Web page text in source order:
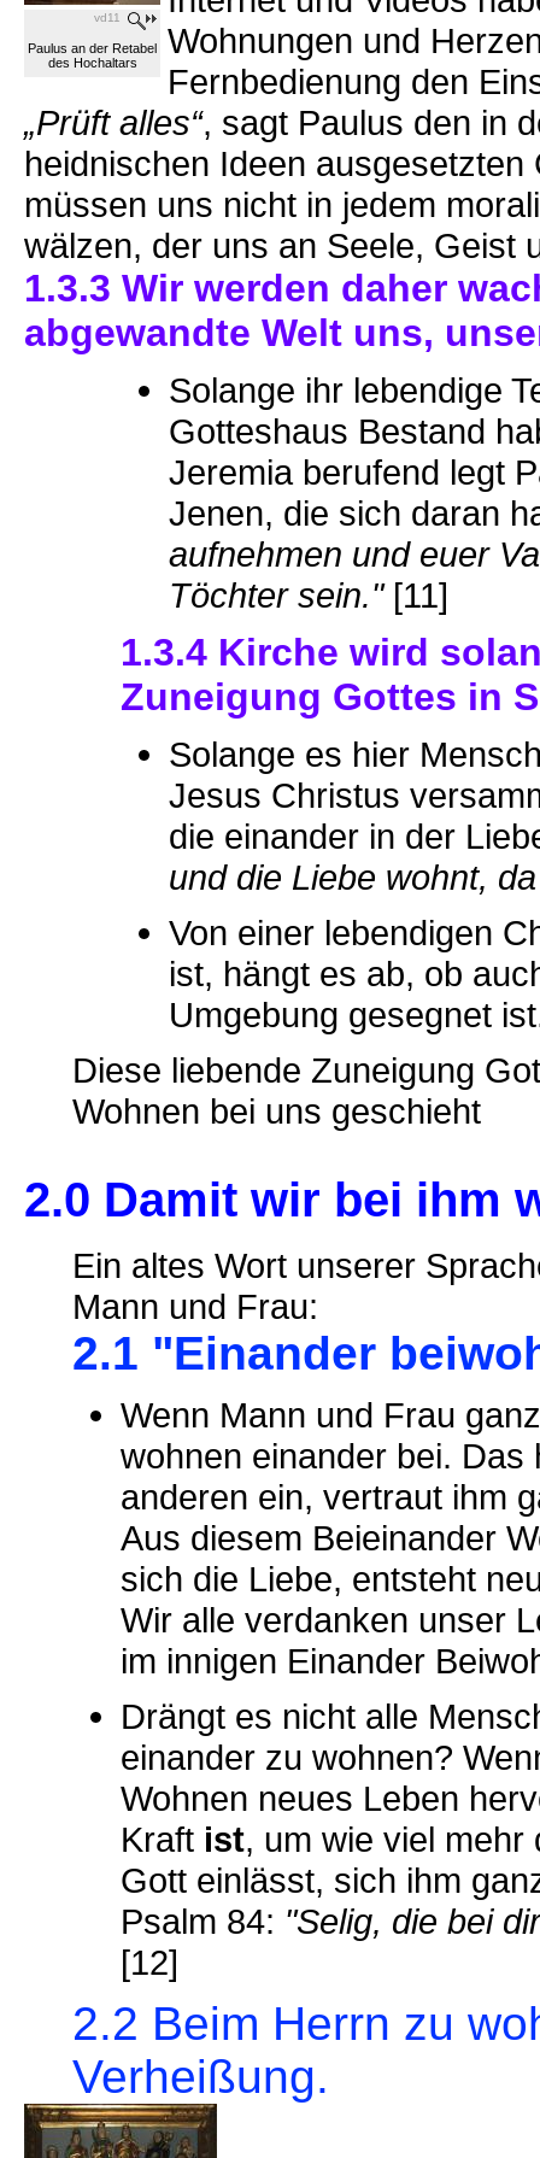
vd11
Paulus an der Retabel
des Hochaltars
Wohnungen und
Fernbedienung den
„Prüft alles“, sagt Paulus den in
heidnischen Ideen
müssen uns nicht in jedem
wälzen, der uns an Seele, Geist
1.3.3 Wir werden daher
abgewandte Welt uns,
Solange ihr lebendige
Gotteshaus Bestand
Jeremia berufend legt
Jenen, die sich daran
aufnehmen und euer
Töchter sein."[11]
1.3.4 Kirche wird
Zuneigung Gottes in
Solange es hier
Jesus Christus
die einander in der
und die Liebe wohnt,
Von einer lebendigen
ist, hängt es ab, ob
Umgebung gesegnet
Diese liebende Zuneigung
Wohnen bei uns geschieht
2.0 Damit wir bei ihm
Ein altes Wort unserer
Mann und Frau:
2.1 "Einander
Wenn Mann und Frau
wohnen einander bei.
anderen ein, vertraut ihm
Aus diesem Beieinander
sich die Liebe, entsteht
Wir alle verdanken unser
im innigen Einander
Drängt es nicht alle
einander zu wohnen?
Wohnen neues Leben
Kraft ist, um wie viel mehr
Gott einlässt, sich ihm
Psalm 84: "Selig, die bei
[12]
2.2 Beim Herrn zu
Verheißung.